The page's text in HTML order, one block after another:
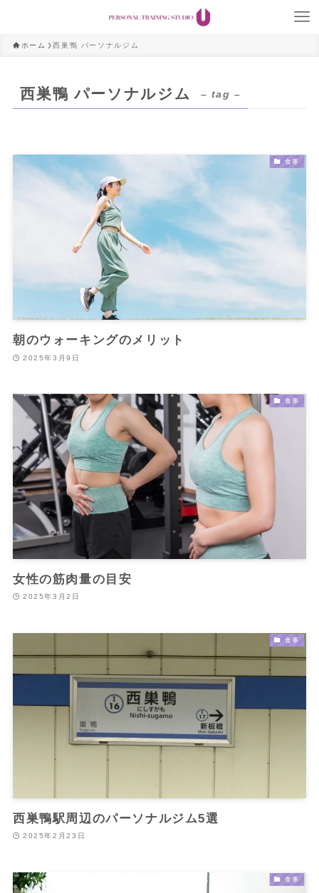
ホーム 西巣鴨 パーソナルジム
西巣鴨 パーソナルジム – tag –
食事
朝のウォーキングのメリット
2025年3月9日
食事
女性の筋肉量の目安
2025年3月2日
食事
西巣鴨駅周辺のパーソナルジム5選
2025年2月23日
食事